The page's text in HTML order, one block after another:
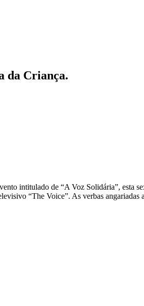
da Criança.
intitulado de “A Voz Solidária”, esta
“The Voice”. As verbas angariadas